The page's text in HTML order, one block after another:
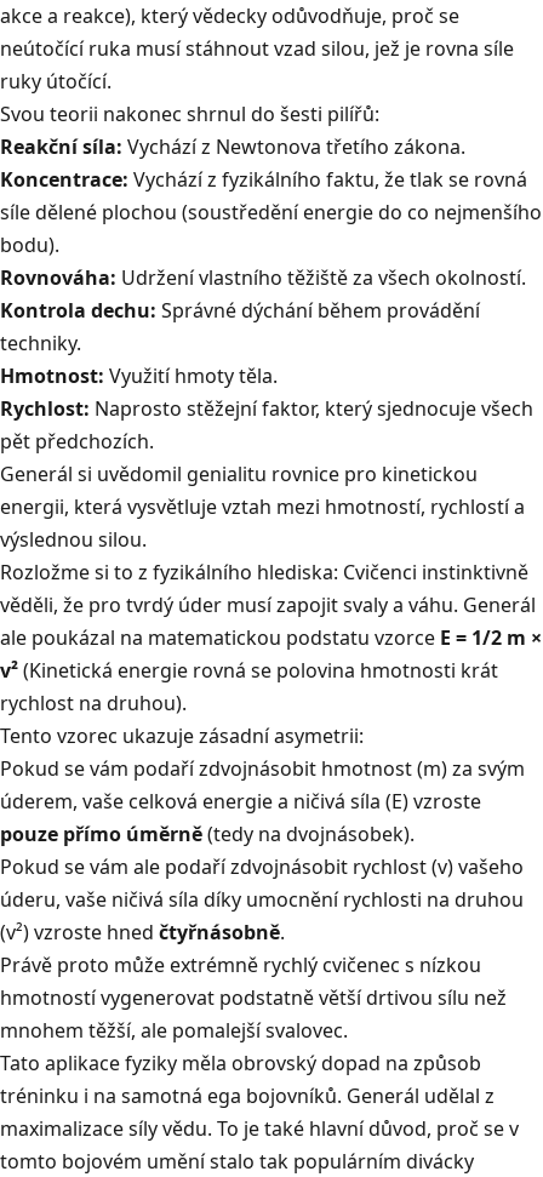
akce a reakce), který vědecky odůvodňuje, proč se
neútočící ruka musí stáhnout vzad silou, jež je rovna síle
ruky útočící.
Svou teorii nakonec shrnul do šesti pilířů:
Reakční síla: Vychází z Newtonova třetího zákona.
Koncentrace: Vychází z fyzikálního faktu, že tlak se rovná
síle dělené plochou (soustředění energie do co nejmenšího
bodu).
Rovnováha: Udržení vlastního těžiště za všech okolností.
Kontrola dechu: Správné dýchání během provádění
techniky.
Hmotnost: Využití hmoty těla.
Rychlost: Naprosto stěžejní faktor, který sjednocuje všech
pět předchozích.
Generál si uvědomil genialitu rovnice pro kinetickou
energii, která vysvětluje vztah mezi hmotností, rychlostí a
výslednou silou.
Rozložme si to z fyzikálního hlediska: Cvičenci instinktivně
věděli, že pro tvrdý úder musí zapojit svaly a váhu. Generál
ale poukázal na matematickou podstatu vzorce E = 1/2 m ×
v²(Kinetická energie rovná se polovina hmotnosti krát
rychlost na druhou).
Tento vzorec ukazuje zásadní asymetrii:
Pokud se vám podaří zdvojnásobit hmotnost (m) za svým
úderem, vaše celková energie a ničivá síla (E) vzroste
pouze přímo úměrně(tedy na dvojnásobek).
Pokud se vám ale podaří zdvojnásobit rychlost (v) vašeho
úderu, vaše ničivá síla díky umocnění rychlosti na druhou
(v²) vzroste hned čtyřnásobně.
Právě proto může extrémně rychlý cvičenec s nízkou
hmotností vygenerovat podstatně větší drtivou sílu než
mnohem těžší, ale pomalejší svalovec.
Tato aplikace fyziky měla obrovský dopad na způsob
tréninku i na samotná ega bojovníků. Generál udělal z
maximalizace síly vědu. To je také hlavní důvod, proč se v
tomto bojovém umění stalo tak populárním divácky